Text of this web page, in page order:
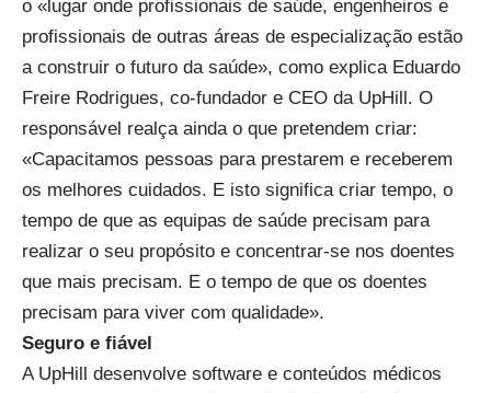
o «lugar onde profissionais de saúde, engenheiros e
profissionais de outras áreas de especialização estão
a construir o futuro da saúde», como explica Eduardo
Freire Rodrigues, co-fundador e CEO da UpHill. O
responsável realça ainda o que pretendem criar:
«Capacitamos pessoas para prestarem e receberem
os melhores cuidados. E isto significa criar tempo, o
tempo de que as equipas de saúde precisam para
realizar o seu propósito e concentrar-se nos doentes
que mais precisam. E o tempo de que os doentes
precisam para viver com qualidade».
Seguro e fiável
A UpHill desenvolve software e conteúdos médicos